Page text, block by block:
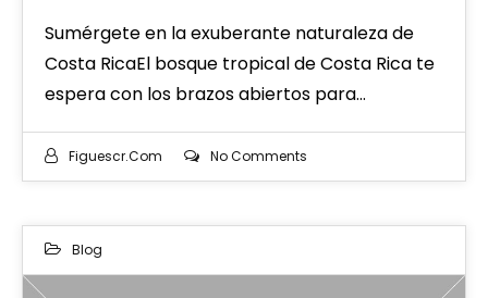
Sumérgete en la exuberante naturaleza de
Costa RicaEl bosque tropical de Costa Rica te
espera con los brazos abiertos para…
Figuescr.com No Comments
Blog